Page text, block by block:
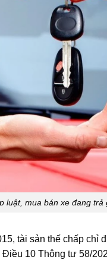
luật, mua bán xe đang
tài sản thế chấp chỉ
10 Thông tư 58/